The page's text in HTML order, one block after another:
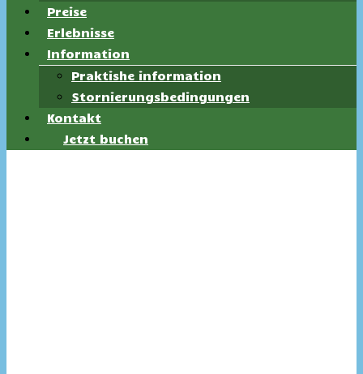
Preise
Erlebnisse
Information
Praktishe information
Stornierungsbedingungen
Kontakt
Jetzt buchen